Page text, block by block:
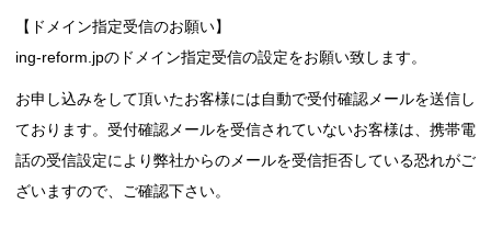
【ドメイン指定受信のお願い】
ing-reform.jpのドメイン指定受信の設定をお願い致します。
お申し込みをして頂いたお客様には自動で受付確認メールを送信し
ております。受付確認メールを受信されていないお客様は、携帯電
話の受信設定により弊社からのメールを受信拒否している恐れがご
ざいますので、ご確認下さい。